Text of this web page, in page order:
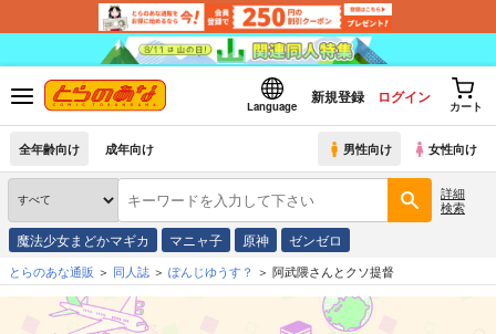
Language
新規登録 ログイン
カート
全年齢向け 成年向け 男性向け 女性向け
詳細
検索
魔法少女まどかマギカ マニャ子 原神 ゼンゼロ
とらのあな通販 同人誌 ぽんじゆうす？ 阿武隈さんとクソ提督